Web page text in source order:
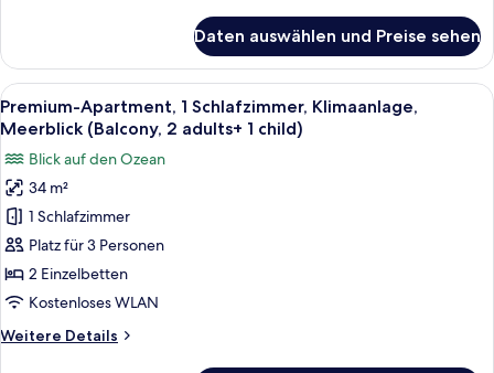
Apartment,
Schlafzimmer,
Klimaanlage,
(Balcony,
2
adults)
Daten auswählen und Preise sehen
Alle
Fotos
Premium-
Apartment,
Schlafzimmer,
Klimaanlage,
Meerblick
2
Eine Terrasse mit Tisch und
12
Premium-Apartment, 1 Schlafzimmer, Klimaanlage,
Meerblick (Balcony, 2 adults+ 1 child)
Blick auf den Ozean
34 m²
1 Schlafzimmer
Platz für 3 Personen
2 Einzelbetten
Kostenloses WLAN
Weitere Details
Weitere